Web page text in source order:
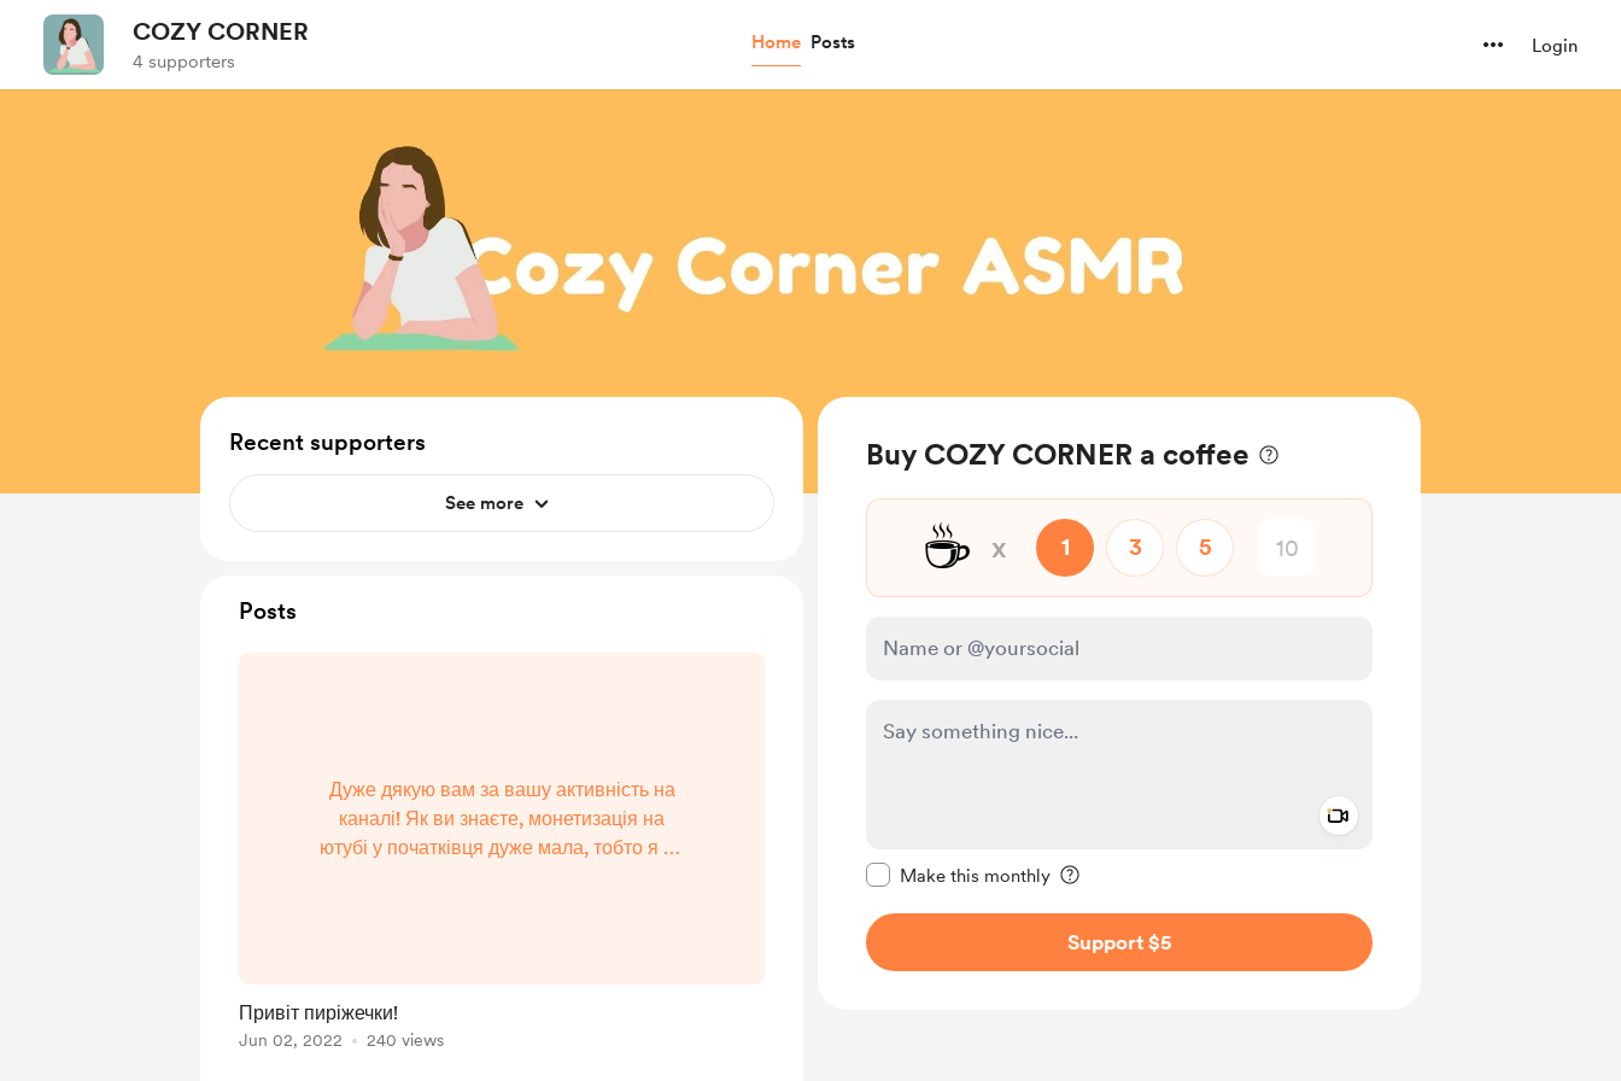
COZY CORNER
4 supporters
Home Posts Login
Buy COZY CORNER a coffee
☕ x 1 3 5
Make this monthly
Support $5
Recent supporters
See more
Posts
Дуже дякую вам за вашу активність на
каналі! Як ви знаєте, монетизація на
ютубі у початківця дуже мала, тобто я не
Привіт пиріжечки!
Jun 02, 2022 240 views